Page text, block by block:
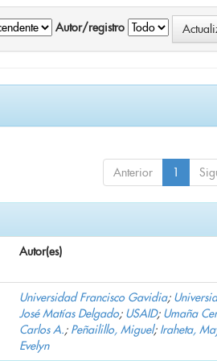
Autor/registro
Anterior 1
Autor(es)
Universidad Francisco Gavidia;
José Matías Delgado; USAID; Umaña
Carlos A.; Peñailillo, Miguel; Iraheta,
Evelyn